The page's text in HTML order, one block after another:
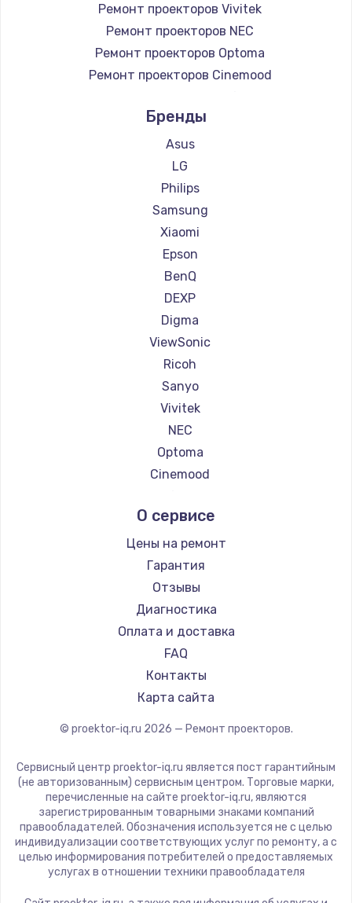
Ремонт проекторов Vivitek
Ремонт проекторов NEC
Ремонт проекторов Optoma
Ремонт проекторов Cinemood
Ремонт проекторов Barco
Ремонт проекторов Xgimi
Ремонт проекторов Canon
Ремонт проекторов JVC
Ремонт проекторов Casio
Ремонт проекторов Hiper
Ремонт проекторов HITACHI
Ремонт проекторов Panasonic
Ремонт проекторов Hisense
Бренды
Asus
LG
Philips
Samsung
Xiaomi
Epson
BenQ
DEXP
Digma
ViewSonic
Ricoh
Sanyo
Vivitek
NEC
Optoma
Cinemood
Barco
Xgimi
Canon
JVC
Casio
Hiper
HITACHI
Panasonic
Hisense
О сервисе
Цены на ремонт
Гарантия
Отзывы
Диагностика
Оплата и доставка
FAQ
Контакты
Карта сайта
© proektor-iq.ru 2026 — Ремонт проекторов.
Сервисный центр proektor-iq.ru является пост гарантийным
(не авторизованным) сервисным центром. Торговые марки,
перечисленные на сайте proektor-iq.ru, являются
зарегистрированным товарными знаками компаний
правообладателей. Обозначения используется не с целью
индивидуализации соответствующих услуг по ремонту, а с
целью информирования потребителей о предоставляемых
услугах в отношении техники правообладателя